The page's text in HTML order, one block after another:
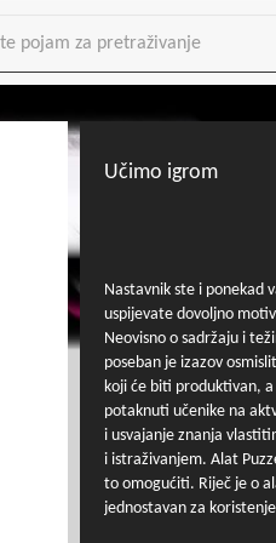
Učimo igrom
Nastavnik ste i ponekad
uspijevate dovoljno
Neovisno o sadržaju i
poseban je izazov
koji će biti produktivan,
potaknuti učenike na
i usvajanje znanja
i istraživanjem. Alat
to omogućiti. Riječ je o
jednostavan za